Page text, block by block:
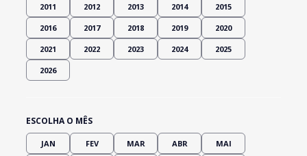
2011 2012 2013 2014 2015
2016 2017 2018 2019 2020
2021 2022 2023 2024 2025
2026
ESCOLHA O MÊS
JAN FEV MAR ABR MAI